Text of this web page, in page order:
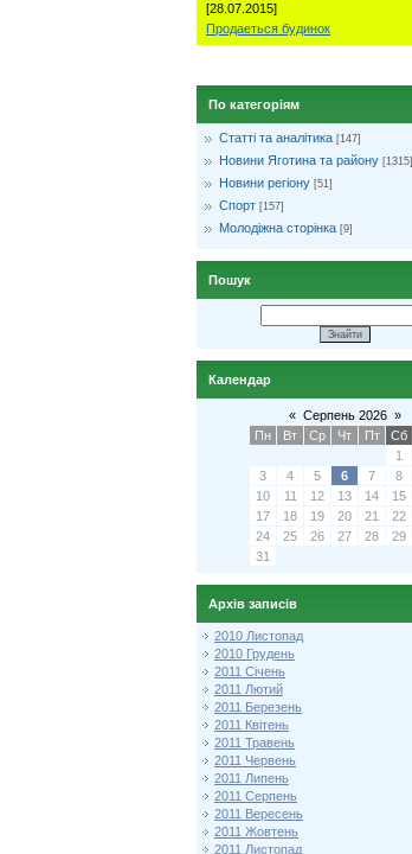
[28.07.2015]
Продаеться будинок
По категоріям
Статті та аналітика [147]
Новини Яготина та району [1315]
Новини регіону [51]
Спорт [157]
Молодіжна сторінка [9]
Пошук
Календар
« Серпень 2026 »
Пн
Вт Ср Чт Пт Сб
1
3
4 5 6 7 8
10
11 12 13 14 15
17
18 19 20 21 22
24
25 26 27 28 29
31
Архів записів
2010 Листопад
2010 Грудень
2011 Січень
2011 Лютий
2011 Березень
2011 Квітень
2011 Травень
2011 Червень
2011 Липень
2011 Серпень
2011 Вересень
2011 Жовтень
2011 Листопад